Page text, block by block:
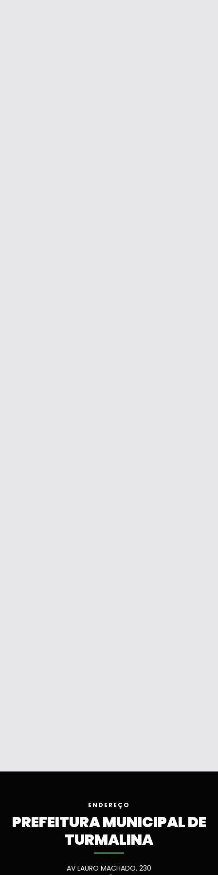
ENDEREÇO
PREFEITURA MUNICIPAL DE
TURMALINA
AV LAURO MACHADO, 230